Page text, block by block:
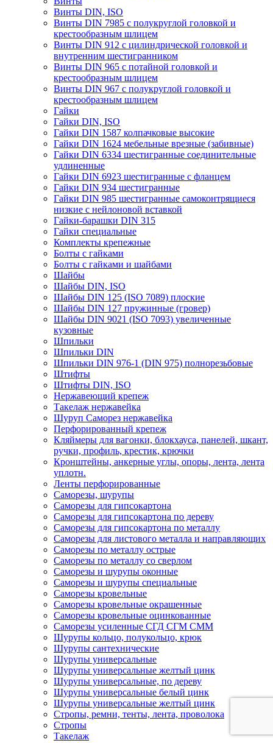
Винты DIN, ISO
Винты DIN 7985 с полукруглой головкой и
крестообразным шлицем
Винты DIN 912 с цилиндрической головкой и
внутренним шестигранником
Винты DIN 965 с потайной головкой и
крестообразным шлицем
Винты DIN 967 с полукруглой головкой и
крестообразным шлицем
Гайки
Гайки DIN, ISO
Гайки DIN 1587 колпачковые высокие
Гайки DIN 1624 мебельные врезные (забивные)
Гайки DIN 6334 шестигранные соединительные
удлиненные
Гайки DIN 6923 шестигранные с фланцем
Гайки DIN 934 шестигранные
Гайки DIN 985 шестигранные самоконтрящиеся
низкие с нейлоновой вставкой
Гайки-барашки DIN 315
Гайки специальные
Комплекты крепежные
Болты с гайками
Болты с гайками и шайбами
Шайбы
Шайбы DIN, ISO
Шайбы DIN 125 (ISO 7089) плоские
Шайбы DIN 127 пружинные (гровер)
Шайбы DIN 9021 (ISO 7093) увеличенные
кузовные
Шпильки
Шпильки DIN
Шпильки DIN 976-1 (DIN 975) полнорезьбовые
Штифты
Штифты DIN, ISO
Нержавеющий крепеж
Такелаж нержавейка
Шуруп Саморез нержавейка
Перфорированный крепеж
Кляймеры для вагонки, блокхауса, панелей, шкант,
ручки, профиль, крестик, крючки
Кронштейны, анкерные углы, опоры, лента, лента
уплотн.
Ленты перфорированные
Саморезы, шурупы
Саморезы для гипсокартона
Саморезы для гипсокартона по дереву
Саморезы для гипсокартона по металлу
Саморезы для листового металла и направляющих
Саморезы по металлу острые
Саморезы по металлу со сверлом
Саморезы и шурупы оконные
Саморезы и шурупы специальные
Саморезы кровельные
Саморезы кровельные окрашенные
Саморезы кровельные оцинкованные
Саморезы усиленные СГД СГМ СММ
Шурупы кольцо, полукольцо, крюк
Шурупы сантехнические
Шурупы универсальные
Шурупы универсальные желтый цинк
Шурупы универсальные, по дереву
Шурупы универсальные белый цинк
Шурупы универсальные желтый цинк
Стропы, ремни, тенты, лента, проволока
Стропы
Такелаж